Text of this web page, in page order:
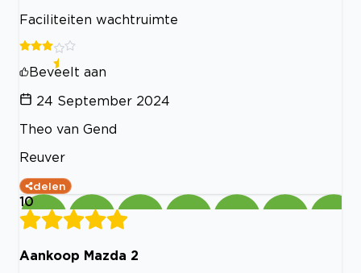
Faciliteiten wachtruimte
Beveelt aan
24 September 2024
Theo van Gend
Reuver
delen
10
Aankoop Mazda 2